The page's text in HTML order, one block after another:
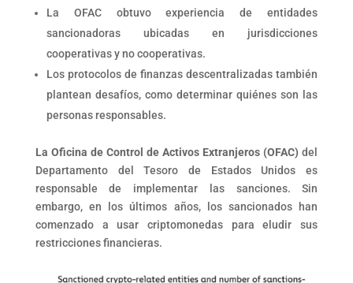
La OFAC obtuvo experiencia de entidades
sancionadoras ubicadas en jurisdicciones
cooperativas y no cooperativas.
Los protocolos de finanzas descentralizadas también
plantean desafíos, como determinar quiénes son las
personas responsables.
La Oficina de Control de Activos Extranjeros (OFAC) del
Departamento del Tesoro de Estados Unidos es
responsable de implementar las sanciones. Sin
embargo, en los últimos años, los sancionados han
comenzado a usar criptomonedas para eludir sus
restricciones financieras.